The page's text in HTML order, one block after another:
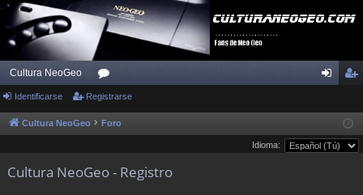
Cultura NeoGeo
or
os
fic
ist
ra
Identificarse Registrarse
Cultura NeoGeo Foro
Idioma:
Cultura NeoGeo - Registro